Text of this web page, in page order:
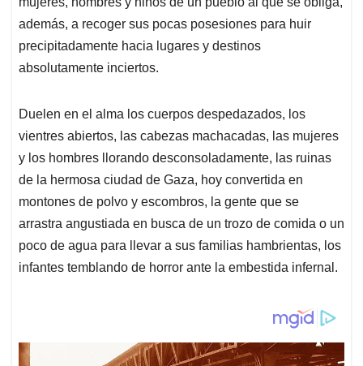
además, a recoger sus pocas posesiones para huir
precipitadamente hacia lugares y destinos
absolutamente inciertos.
Duelen en el alma los cuerpos despedazados, los
vientres abiertos, las cabezas machacadas, las mujeres
y los hombres llorando desconsoladamente, las ruinas
de la hermosa ciudad de Gaza, hoy convertida en
montones de polvo y escombros, la gente que se
arrastra angustiada en busca de un trozo de comida o un
poco de agua para llevar a sus familias hambrientas, los
infantes temblando de horror ante la embestida infernal.